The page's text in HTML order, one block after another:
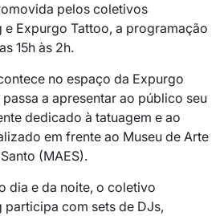
pelos coletivos
e Expurgo Tattoo, a programação
15h às 2h.
no espaço da Expurgo
passa a apresentar ao público seu
dedicado à tatuagem e ao
em frente ao Museu de Arte
(MAES).
dia e da noite, o coletivo
participa com sets de DJs,